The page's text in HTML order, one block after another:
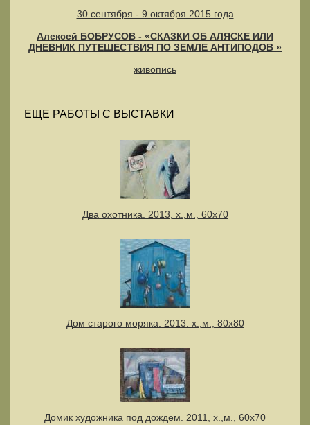
30 сентября - 9 октября 2015 года
Алексей БОБРУСОВ - «СКАЗКИ ОБ АЛЯСКЕ ИЛИ
ДНЕВНИК ПУТЕШЕСТВИЯ ПО ЗЕМЛЕ АНТИПОДОВ »
живопись
ЕЩЕ РАБОТЫ С ВЫСТАВКИ
Два охотника. 2013, х.,м., 60х70
Дом старого моряка. 2013. х.,м., 80х80
Домик художника под дождем. 2011, х.,м., 60х70